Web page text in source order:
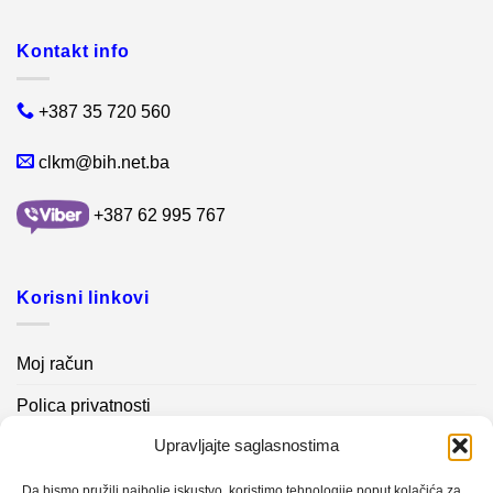
Upravljajte saglasnostima
Kontakt info
+387 35 720 560
clkm@bih.net.ba
+387 62 995 767
Korisni linkovi
Moj račun
Polica privatnosti